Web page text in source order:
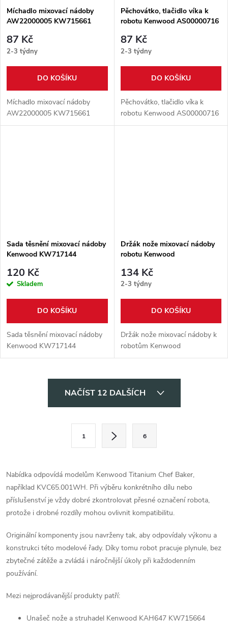
Míchadlo mixovací nádoby
AW22000005 KW715661
87 Kč
2-3 týdny
DO KOŠÍKU
Míchadlo mixovací nádoby
AW22000005 KW715661
Pěchovátko, tlačidlo víka k
robotu Kenwood AS00000716
87 Kč
2-3 týdny
DO KOŠÍKU
Pěchovátko, tlačidlo víka k
robotu Kenwood AS00000716
Sada těsnění mixovací nádoby
Kenwood KW717144
120 Kč
Skladem
DO KOŠÍKU
Sada těsnění mixovací nádoby
Kenwood KW717144
Držák nože mixovací nádoby
robotu Kenwood
134 Kč
2-3 týdny
DO KOŠÍKU
Držák nože mixovací nádoby k
robotům Kenwood
d
a
c
í
p
r
v
NAČÍST 12 DALŠÍCH
á
n
k
o
v
á
n
í
1 6
Nabídka odpovídá modelům Kenwood Titanium Chef Baker,
například KVC65.001WH. Při výběru konkrétního dílu nebo
příslušenství je vždy dobré zkontrolovat přesné označení robota,
protože i drobné rozdíly mohou ovlivnit kompatibilitu.
Originální komponenty jsou navrženy tak, aby odpovídaly výkonu a
konstrukci této modelové řady. Díky tomu robot pracuje plynule, bez
zbytečné zátěže a zvládá i náročnější úkoly při každodenním
používání.
Mezi nejprodávanější produkty patří:
Unašeč nože a struhadel Kenwood KAH647 KW715664